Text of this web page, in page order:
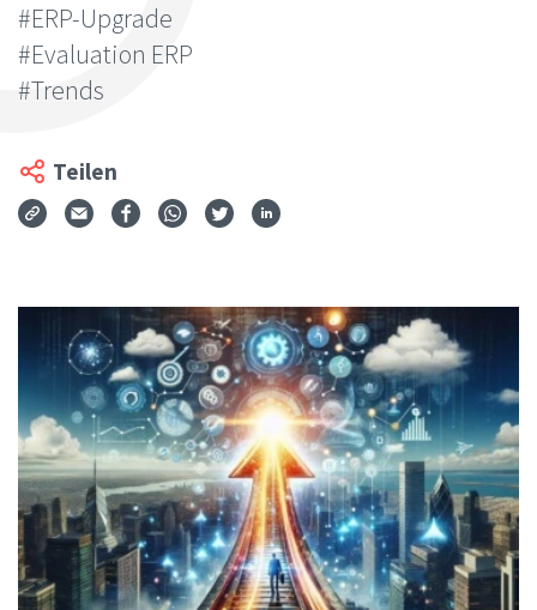
#ERP-Upgrade
#Evaluation ERP
#Trends
Teilen
Via Mail teilen
Auf Facebook teilen
Auf WhatsApp teilen
Auf Twitter teilen
Auf LinkedIn teilen